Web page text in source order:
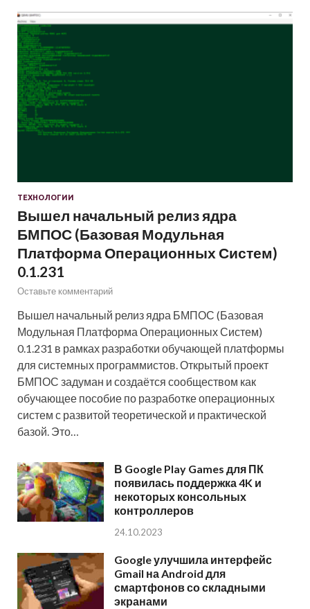
ТЕХНОЛОГИИ
Вышел начальный релиз ядра
БМПОС (Базовая Модульная
Платформа Операционных Систем)
0.1.231
Оставьте комментарий
Вышел начальный релиз ядра БМПОС (Базовая
Модульная Платформа Операционных Систем)
0.1.231 в рамках разработки обучающей платформы
для системных программистов. Открытый проект
БМПОС задуман и создаётся сообществом как
обучающее пособие по разработке операционных
систем с развитой теоретической и практической
базой. Это…
В Google Play Games для ПК
появилась поддержка 4K и
некоторых консольных
контроллеров
24.10.2023
Google улучшила интерфейс
Gmail на Android для
смартфонов со складными
экранами